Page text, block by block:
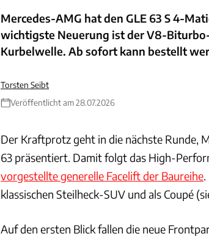
Mercedes-AMG hat den GLE 63 S 4-
wichtigste Neuerung ist der V8-
Kurbelwelle. Ab sofort kann bestellt
Torsten Seibt
Veröffentlicht am 28.07.2026
Der Kraftprotz geht in die nächste Runde,
63 präsentiert. Damit folgt das High-
vorgestellte generelle Facelift der Baureihe
klassischen Steilheck-SUV und als Coupé
Auf den ersten Blick fallen die neue